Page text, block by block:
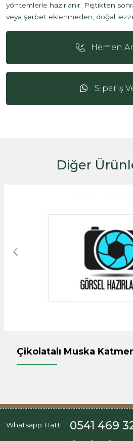
yöntemlerle hazırlanır. Piştikten
veya şerbet eklenmeden, doğal
Hemen
Sipariş
Diğer
Çikolatalı Muska Katmer
Whatsapp Hattı 0541 469